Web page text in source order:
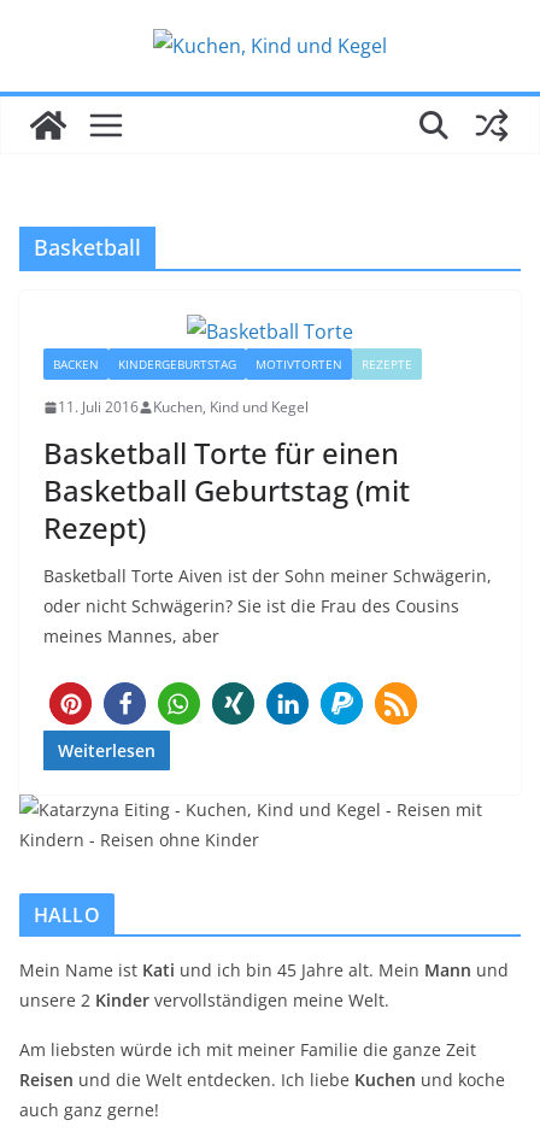
Basketball
BACKEN KINDERGEBURTSTAG MOTIVTORTEN REZEPTE
11. Juli 2016 Kuchen, Kind und Kegel
Basketball Torte für einen
Basketball Geburtstag (mit
Rezept)
Basketball Torte Aiven ist der Sohn meiner Schwägerin,
oder nicht Schwägerin? Sie ist die Frau des Cousins
meines Mannes, aber
133
Weiterlesen
HALLO
Mein Name ist Kati und ich bin 45 Jahre alt. Mein Mann und
unsere 2 Kinder vervollständigen meine Welt.
Am liebsten würde ich mit meiner Familie die ganze Zeit
Reisen und die Welt entdecken. Ich liebe Kuchen und koche
auch ganz gerne!